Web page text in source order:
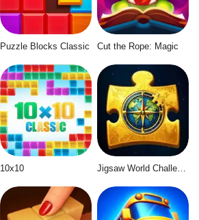
Puzzle Blocks Classic Cut the Rope: Magic
10x10 Jigsaw World Challenge